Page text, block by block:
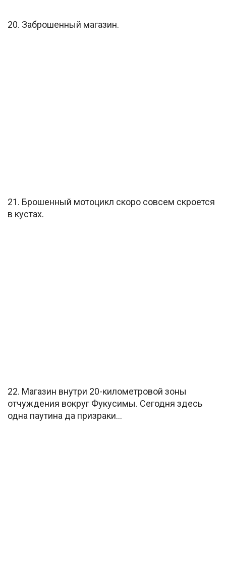
20. Заброшенный магазин.
21. Брошенный мотоцикл скоро совсем скроется
в кустах.
22. Магазин внутри 20-километровой зоны
отчуждения вокруг Фукусимы. Сегодня здесь
одна паутина да призраки…